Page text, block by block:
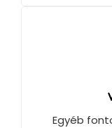
Egyéb